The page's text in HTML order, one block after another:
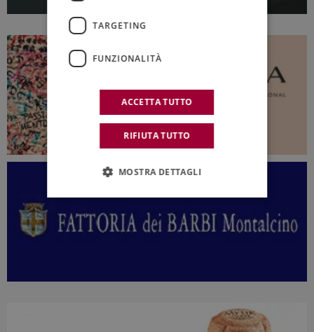
TARGETING
FUNZIONALITÀ
ACCETTA TUTTO
RIFIUTA TUTTO
MOSTRA DETTAGLI